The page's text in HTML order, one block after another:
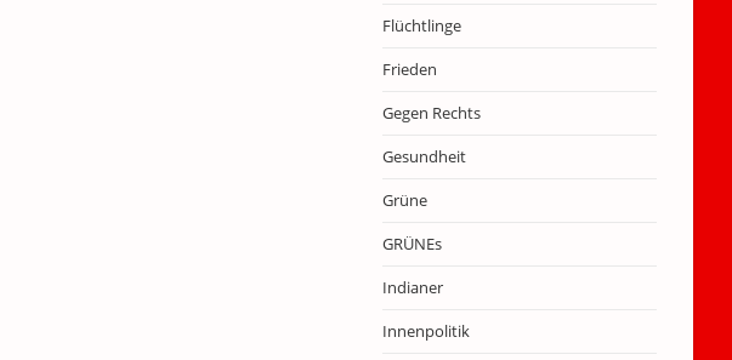
Flüchtlinge
Frieden
Gegen Rechts
Gesundheit
Grüne
GRÜNEs
Indianer
Innenpolitik